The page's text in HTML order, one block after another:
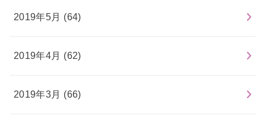
2019年5月 (64)
2019年4月 (62)
2019年3月 (66)